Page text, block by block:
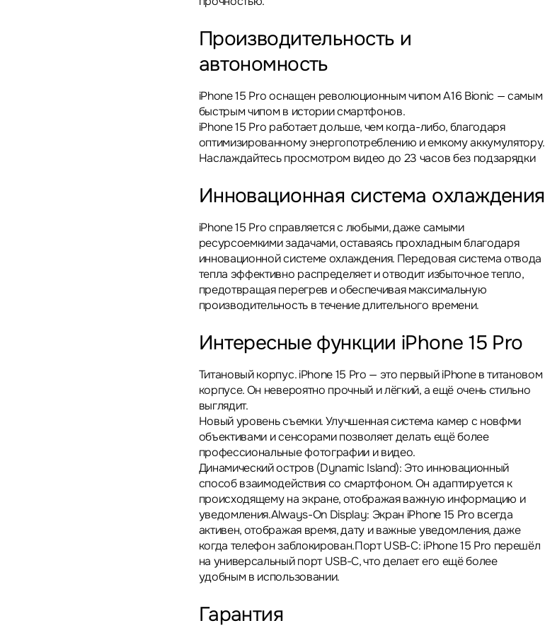
Производительность и
автономность
iPhone 15 Pro оснащен революционным чипом A16 Bionic — самым
быстрым чипом в истории смартфонов.
iPhone 15 Pro работает дольше, чем когда-либо, благодаря
оптимизированному энергопотреблению и емкому аккумулятору.
Наслаждайтесь просмотром видео до 23 часов без подзарядки
Инновационная система охлаждения
iPhone 15 Pro справляется с любыми, даже самыми
ресурсоемкими задачами, оставаясь прохладным благодаря
инновационной системе охлаждения. Передовая система отвода
тепла эффективно распределяет и отводит избыточное тепло,
предотвращая перегрев и обеспечивая максимальную
производительность в течение длительного времени.
Интересные функции iPhone 15 Pro
Титановый корпус. iPhone 15 Pro — это первый iPhone в титановом
корпусе. Он невероятно прочный и лёгкий, а ещё очень стильно
выглядит.
Новый уровень съемки. Улучшенная система камер с новфми
объективами и сенсорами позволяет делать ещё более
профессиональные фотографии и видео.
Динамический остров (Dynamic Island): Это инновационный
способ взаимодействия со смартфоном. Он адаптируется к
происходящему на экране, отображая важную информацию и
уведомления.Always-On Display: Экран iPhone 15 Pro всегда
активен, отображая время, дату и важные уведомления, даже
когда телефон заблокирован.Порт USB-C: iPhone 15 Pro перешёл
на универсальный порт USB-C, что делает его ещё более
удобным в использовании.
Гарантия